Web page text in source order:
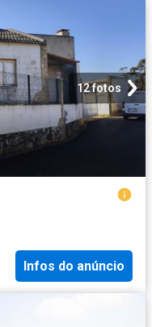
12 fotos
Infos do anúncio